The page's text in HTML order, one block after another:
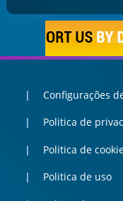
Configurações
Politica de
Politica de
Politica de uso